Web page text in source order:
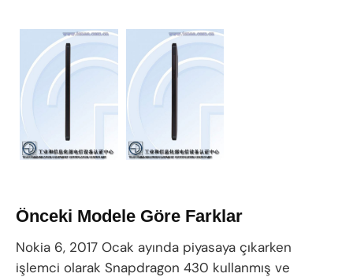
Önceki Modele Göre Farklar
Nokia 6, 2017 Ocak ayında piyasaya çıkarken
işlemci olarak Snapdragon 430 kullanmış ve